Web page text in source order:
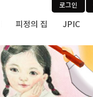
로그인
피정의 집 JPIC